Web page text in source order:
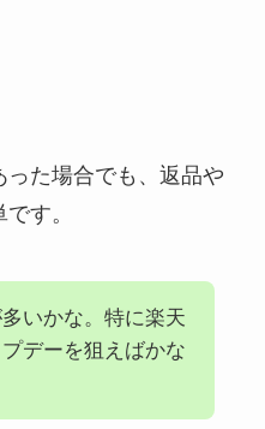
た場合でも、返品や
す。
いかな。特に楽天
デーを狙えばかな